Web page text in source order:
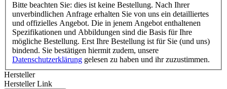
Bitte beachten Sie: dies ist keine Bestellung. Nach Ihrer
unverbindlichen Anfrage erhalten Sie von uns ein detailliertes
und offizielles Angebot. Die in jenem Angebot enthaltenen
Spezifikationen und Abbildungen sind die Basis für Ihre
mögliche Bestellung. Erst Ihre Bestellung ist für Sie (und uns)
bindend. Sie bestätigen hiermit zudem, unsere
Datenschutzerklärung gelesen zu haben und ihr zuzustimmen.
Hersteller
Hersteller Link